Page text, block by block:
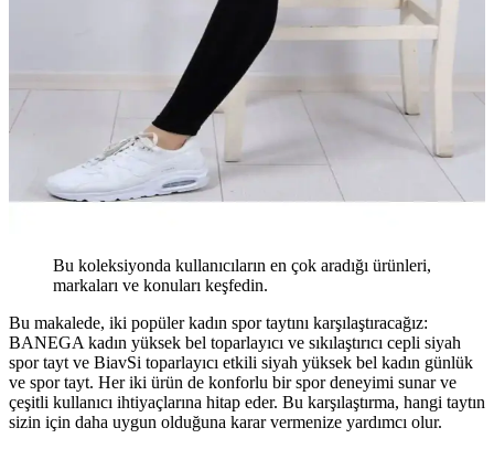
Bu koleksiyonda kullanıcıların en çok aradığı ürünleri,
markaları ve konuları keşfedin.
Bu makalede, iki popüler kadın spor taytını karşılaştıracağız:
BANEGA kadın yüksek bel toparlayıcı ve sıkılaştırıcı cepli siyah
spor tayt ve BiavSi toparlayıcı etkili siyah yüksek bel kadın günlük
ve spor tayt. Her iki ürün de konforlu bir spor deneyimi sunar ve
çeşitli kullanıcı ihtiyaçlarına hitap eder. Bu karşılaştırma, hangi taytın
sizin için daha uygun olduğuna karar vermenize yardımcı olur.